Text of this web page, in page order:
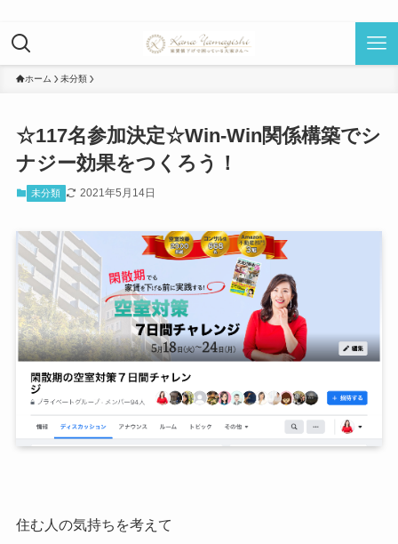
ホーム 未分類
☆117名参加決定☆Win-Win関係構築でシ
ナジー効果をつくろう！
未分類 2021年5月14日
住む人の気持ちを考えて